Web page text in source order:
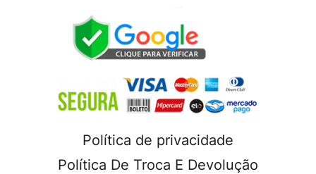
Política de privacidade
Política De Troca E Devolução